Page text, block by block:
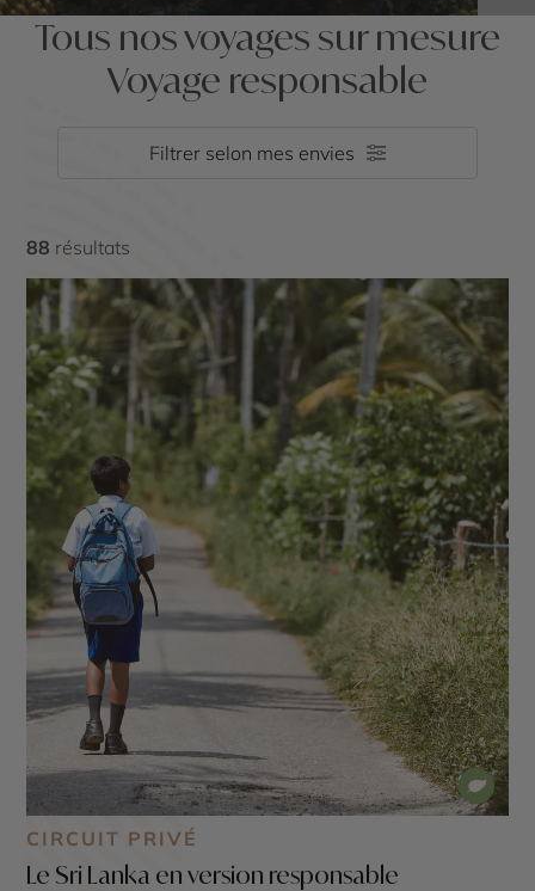
Tous nos voyages sur mesure
Voyage responsable
Filtrer selon mes envies
88 résultats
CIRCUIT PRIVÉ
Le Sri Lanka en version responsable